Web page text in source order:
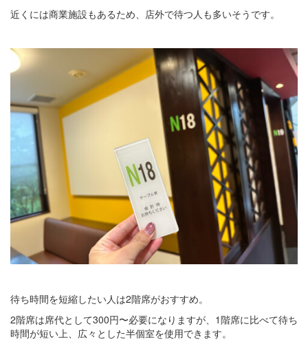
近くには商業施設もあるため、店外で待つ人も多いそうです。
待ち時間を短縮したい人は2階席がおすすめ。
2階席は席代として300円〜必要になりますが、1階席に比べて待ち
時間が短い上、広々とした半個室を使用できます。